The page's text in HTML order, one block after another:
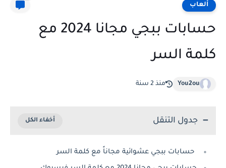
ألعاب
حسابات ببجي مجانا 2024 مع
كلمة السر
You2ou منذ 2 سنة
جدول التنقل
حسابات ببجي عشوائية مجاناً مع كلمة السر